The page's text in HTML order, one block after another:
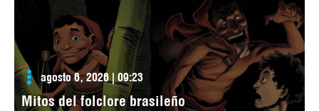
agosto 6, 2026 | 09:23
Mitos del folclore brasileño